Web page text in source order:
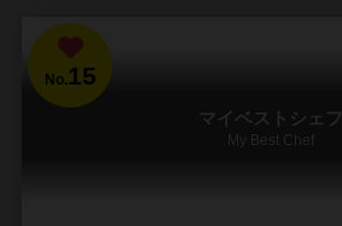
No.15
マイベストシェフ
My Best Chef